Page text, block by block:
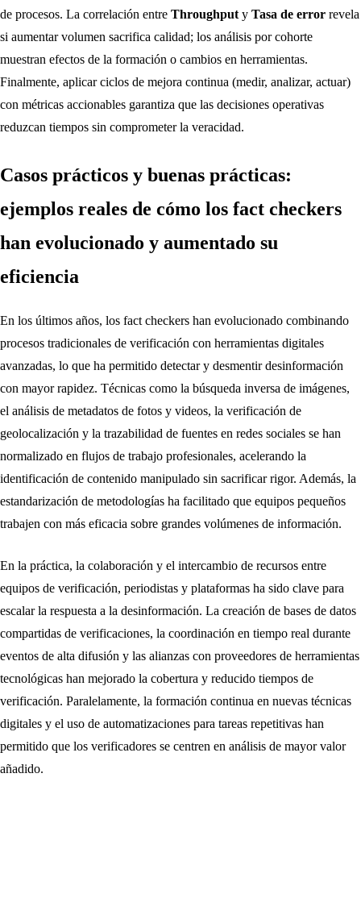
de procesos. La correlación entre Throughputy Tasa de error revela
si aumentar volumen sacrifica calidad; los análisis por cohorte
muestran efectos de la formación o cambios en herramientas.
Finalmente, aplicar ciclos de mejora continua (medir, analizar, actuar)
con métricas accionables garantiza que las decisiones operativas
reduzcan tiempos sin comprometer la veracidad.
Casos prácticos y buenas prácticas:
ejemplos reales de cómo los fact checkers
han evolucionado y aumentado su
eficiencia
En los últimos años, los fact checkers han evolucionado combinando
procesos tradicionales de verificación con herramientas digitales
avanzadas, lo que ha permitido detectar y desmentir desinformación
con mayor rapidez. Técnicas como la búsqueda inversa de imágenes,
el análisis de metadatos de fotos y videos, la verificación de
geolocalización y la trazabilidad de fuentes en redes sociales se han
normalizado en flujos de trabajo profesionales, acelerando la
identificación de contenido manipulado sin sacrificar rigor. Además, la
estandarización de metodologías ha facilitado que equipos pequeños
trabajen con más eficacia sobre grandes volúmenes de información.
En la práctica, la colaboración y el intercambio de recursos entre
equipos de verificación, periodistas y plataformas ha sido clave para
escalar la respuesta a la desinformación. La creación de bases de datos
compartidas de verificaciones, la coordinación en tiempo real durante
eventos de alta difusión y las alianzas con proveedores de herramientas
tecnológicas han mejorado la cobertura y reducido tiempos de
verificación. Paralelamente, la formación continua en nuevas técnicas
digitales y el uso de automatizaciones para tareas repetitivas han
permitido que los verificadores se centren en análisis de mayor valor
añadido.